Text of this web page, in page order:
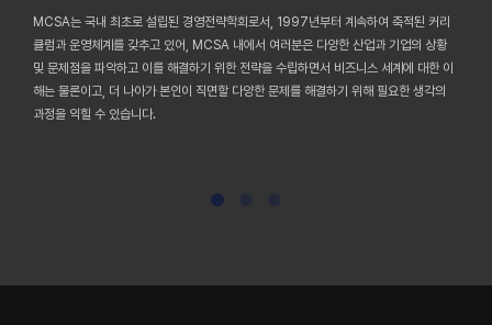
MCSA는 국내 최초로 설립된 경영전략학회로서, 1997년부터 계속하여 축적된 커리
큘럼과 운영체계를 갖추고 있어, MCSA 내에서 여러분은 다양한 산업과 기업의 상황
및 문제점을 파악하고 이를 해결하기 위한 전략을 수립하면서 비즈니스 세계에 대한 이
해는 물론이고, 더 나아가 본인이 직면할 다양한 문제를 해결하기 위해 필요한 생각의
과정을 익힐 수 있습니다.